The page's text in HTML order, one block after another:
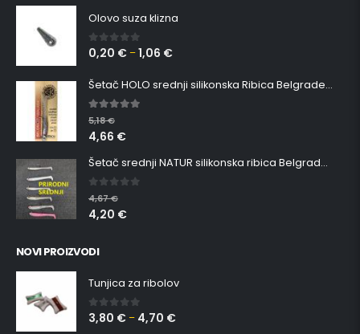
Olovo suza klizna
0 out of 5
0,20 € –1,06 €
Šetač HOLO srednji silikonska Ribica Belgrade Walker
5.00
5,18€
4,66 €
Šetač srednji NATUR silikonska ribica Belgrade Walker
0 out of 5
4,67€
4,20 €
NOVI PROIZVODI
Tunjica za ribolov
0 out of 5
3,80 € – 4,70 €